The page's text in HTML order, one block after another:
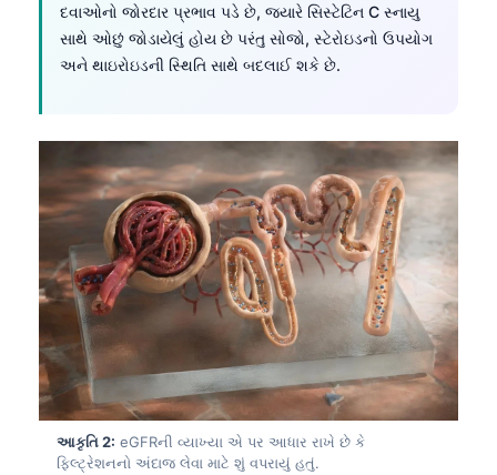
દવાઓનો જોરદાર પ્રભાવ પડે છે, જ્યારે સિસ્ટેટિન C સ્નાયુ
સાથે ઓછું જોડાયેલું હોય છે પરંતુ સોજો, સ્ટેરોઇડનો ઉપયોગ
અને થાઇરોઇડની સ્થિતિ સાથે બદલાઈ શકે છે.
આકૃતિ 2: eGFRની વ્યાખ્યા એ પર આધાર રાખે છે કે
ફિલ્ટ્રેશનનો અંદાજ લેવા માટે શું વપરાયું હતું.